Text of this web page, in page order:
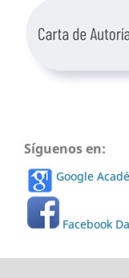
Síguenos en:
Google
Facebook